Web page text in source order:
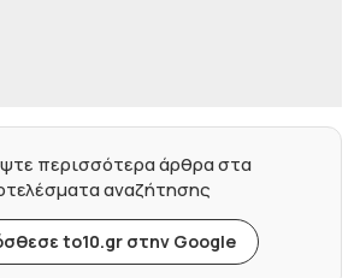
περισσότερα άρθρα στα
αναζήτησης
to10.gr στην Google